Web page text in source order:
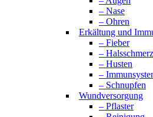
– Nase
– Ohren
Erkältung und
– Fieber
–
– Husten
–
– Schnupfen
Wundversorgung
– Pflaster